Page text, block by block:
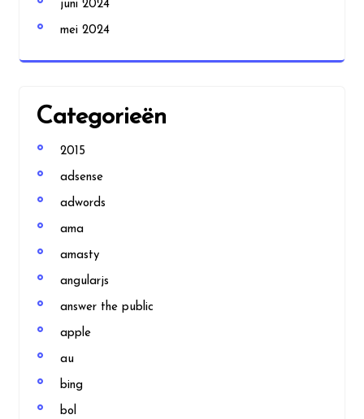
juni 2024
mei 2024
Categorieën
2015
adsense
adwords
ama
amasty
angularjs
answer the public
apple
au
bing
bol